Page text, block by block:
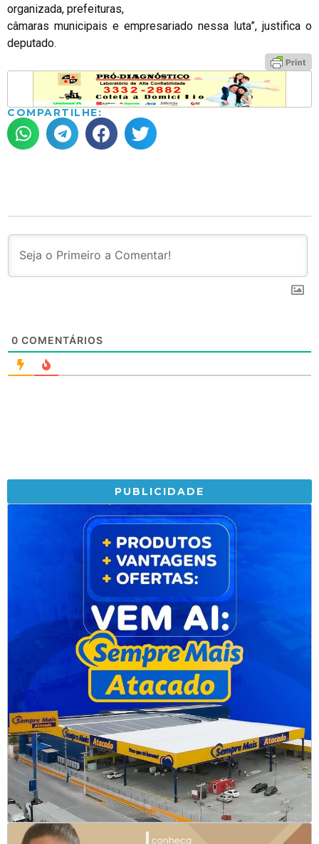
organizada, prefeituras,
câmaras municipais e empresariado nessa luta”, justifica o
deputado.
COMPARTILHE:
0 COMENTÁRIOS
PUBLICIDADE